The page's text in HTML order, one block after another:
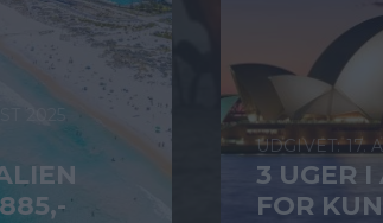
2025
17.
3 UGER
FOR